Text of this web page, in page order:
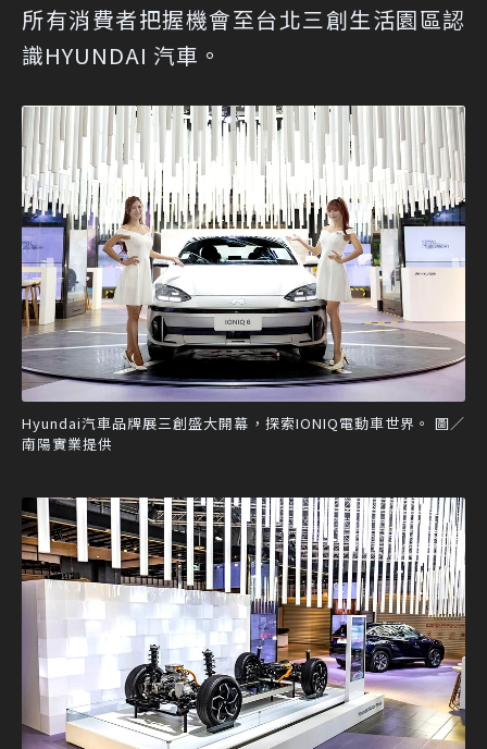
所有消費者把握機會至台北三創生活園區認
識HYUNDAI 汽車。
Hyundai汽車品牌展三創盛大開幕，探索IONIQ電動車世界。 圖／
南陽實業提供